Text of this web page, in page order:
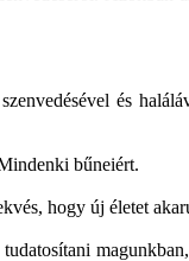
és
bűneiért.
hogy új életet